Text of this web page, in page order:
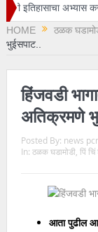
करूनच वक्तव्य
HOME
ठळक
भुईसपाट..
हिंजवडी
अतिक्रमणे
Posted By: news
In: ठळक घडामोडी, पिं
आता पुढील